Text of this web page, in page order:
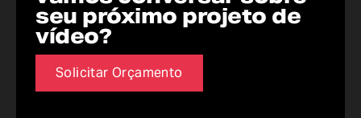
seu próximo projeto de
vídeo?
Solicitar Orçamento